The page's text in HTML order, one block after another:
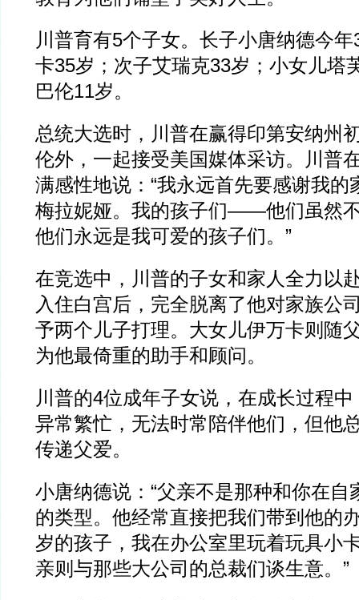
川普育有5个子女。长子小唐纳德今
卡35岁；次子艾瑞克33岁；小女儿塔
巴伦11岁。
总统大选时，川普在赢得印第安纳州
伦外，一起接受美国媒体采访。川普
满感性地说：“我永远首先要感谢我的
梅拉妮娅。我的孩子们——他们虽然
他们永远是我可爱的孩子们。”
在竞选中，川普的子女和家人全力以
入住白宫后，完全脱离了他对家族公
予两个儿子打理。大女儿伊万卡则随
为他最倚重的助手和顾问。
川普的4位成年子女说，在成长过程
异常繁忙，无法时常陪伴他们，但他
传递父爱。
小唐纳德说：“父亲不是那种和你在自
的类型。他经常直接把我们带到他的
岁的孩子，我在办公室里玩着玩具小
亲则与那些大公司的总裁们谈生意。”